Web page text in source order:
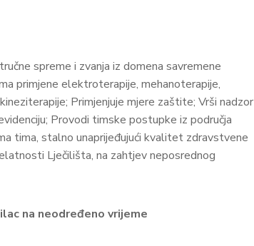
spreme i zvanja iz domena savremene
primjene elektroterapije, mehanoterapije,
Primjenjuje mjere zaštite; Vrši nadzor
Provodi timske postupke iz područja
tima, stalno unaprijeđujući kvalitet zdravstvene
Lječilišta, na zahtjev neposrednog
na neodređeno vrijeme